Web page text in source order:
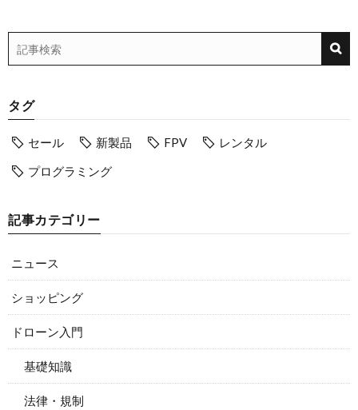
タグ
セール 新製品 FPV
レンタル
プログラミング
記事カテゴリー
ニュース
ショッピング
ドローン入門
基礎知識
法律・規制